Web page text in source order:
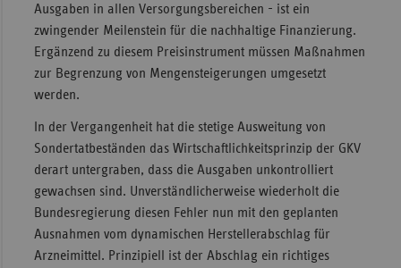
Ausgaben in allen Versorgungsbereichen - ist ein
zwingender Meilenstein für die nachhaltige Finanzierung.
Ergänzend zu diesem Preisinstrument müssen Maßnahmen
zur Begrenzung von Mengensteigerungen umgesetzt
werden.
In der Vergangenheit hat die stetige Ausweitung von
Sondertatbeständen das Wirtschaftlichkeitsprinzip der GKV
derart untergraben, dass die Ausgaben unkontrolliert
gewachsen sind. Unverständlicherweise wiederholt die
Bundesregierung diesen Fehler nun mit den geplanten
Ausnahmen vom dynamischen Herstellerabschlag für
Arzneimittel. Prinzipiell ist der Abschlag ein richtiges